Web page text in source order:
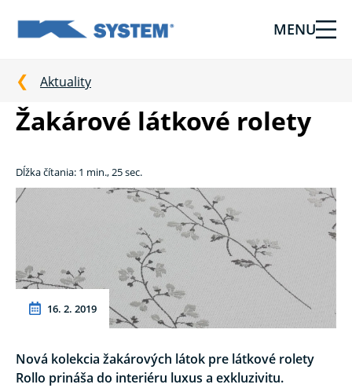
Tieniaca
pre
vašu
domácnosť
od
MENU
Aktuality
Žakárové látkové rolety
Dĺžka čítania: 1 min., 25 sec.
16. 2. 2019
Nová kolekcia žakárových látok pre látkové rolety
Rollo prináša do interiéru luxus a exkluzivitu.